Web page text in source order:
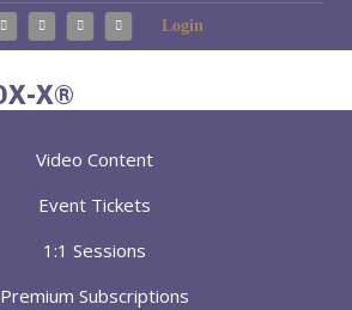
Login
Video Content
Event Tickets
1:1 Sessions
Premium Subscriptions